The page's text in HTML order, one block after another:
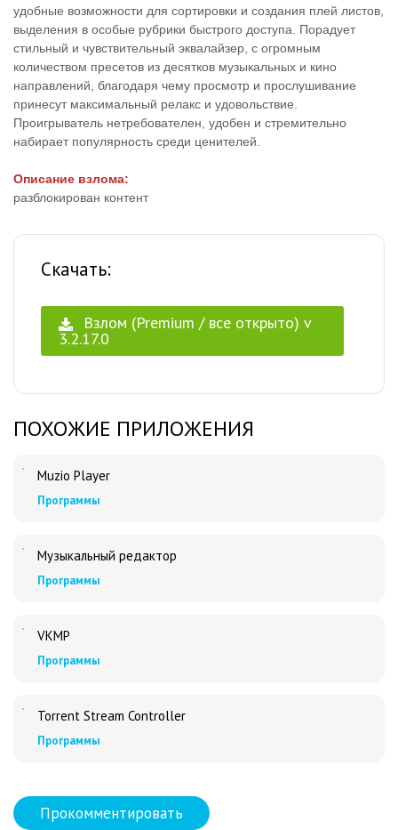
удобные возможности для сортировки и создания плей листов,
выделения в особые рубрики быстрого доступа. Порадует
стильный и чувствительный эквалайзер, с огромным
количеством пресетов из десятков музыкальных и кино
направлений, благодаря чему просмотр и прослушивание
принесут максимальный релакс и удовольствие.
Проигрыватель нетребователен, удобен и стремительно
набирает популярность среди ценителей.
Описание взлома:
разблокирован контент
Скачать:
Взлом (Premium / все открыто) v
3.2.17.0
ПОХОЖИЕ ПРИЛОЖЕНИЯ
Muzio Player
Программы
Музыкальный редактор
Программы
VKMP
Программы
Torrent Stream Controller
Программы
Прокомментировать